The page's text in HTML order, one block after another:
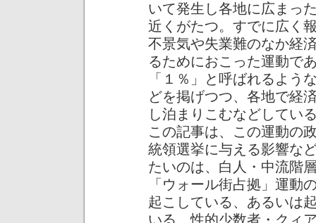
いて発生し各地に広まっ
近くがたつ。すでに広く
不景気や失業難のなか経
るためにおこった運動で
「１％」と呼ばれるよう
どを掲げつつ、各地で経
し泊まりこむなどしてい
この記事は、この運動の
統領選挙に与える影響な
たいのは、白人・中流階
「ウォール街占拠」運動
起こしている、あるいは
いる、性的少数者・クィ